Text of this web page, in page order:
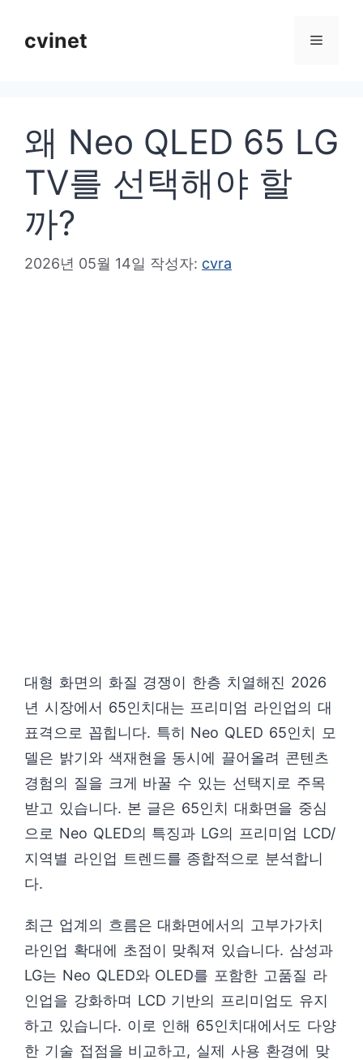
cvinet 메
왜 Neo QLED 65 LG
TV를 선택해야 할
까?
2026년 05월 14일 작성자: cvra
대형 화면의 화질 경쟁이 한층 치열해진 2026
년 시장에서 65인치대는 프리미엄 라인업의 대
표격으로 꼽힙니다. 특히 Neo QLED 65인치 모
델은 밝기와 색재현을 동시에 끌어올려 콘텐츠
경험의 질을 크게 바꿀 수 있는 선택지로 주목
받고 있습니다. 본 글은 65인치 대화면을 중심
으로 Neo QLED의 특징과 LG의 프리미엄 LCD/
지역별 라인업 트렌드를 종합적으로 분석합니
다.
최근 업계의 흐름은 대화면에서의 고부가가치
라인업 확대에 초점이 맞춰져 있습니다. 삼성과
LG는 Neo QLED와 OLED를 포함한 고품질 라
인업을 강화하며 LCD 기반의 프리미엄도 유지
하고 있습니다. 이로 인해 65인치대에서도 다양
한 기술 접점을 비교하고, 실제 사용 환경에 맞